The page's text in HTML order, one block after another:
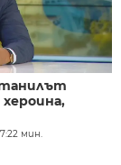
мин.